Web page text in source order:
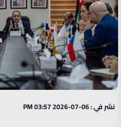
نشر في : 06-07-2026 03:57 PM